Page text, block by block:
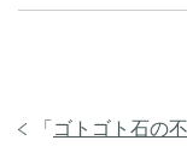
「 ゴトゴト石の